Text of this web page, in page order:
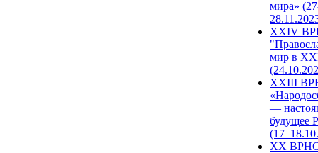
мира»
XXIV
мир в
XXIII
—
будущее
XX ВРНС